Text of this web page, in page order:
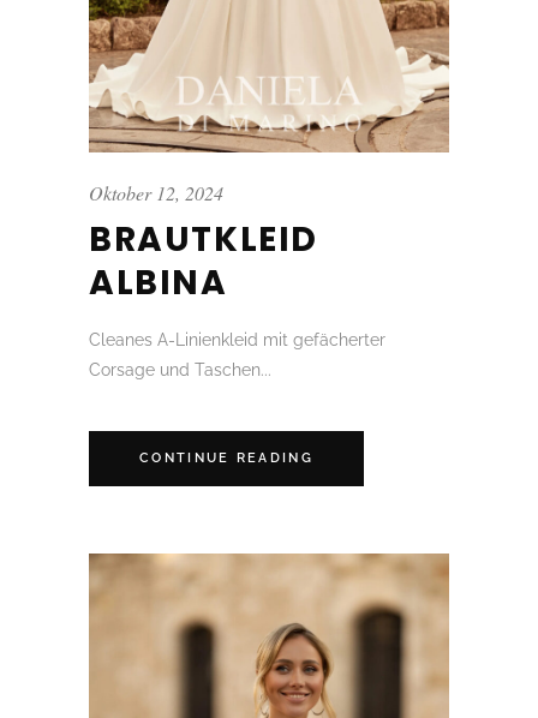
Oktober 12, 2024
BRAUTKLEID
ALBINA
Cleanes A-Linienkleid mit gefächerter
Corsage und Taschen...
CONTINUE READING